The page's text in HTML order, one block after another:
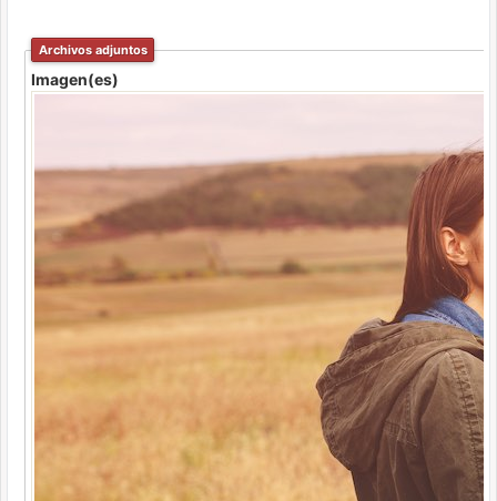
Archivos adjuntos
Imagen(es)